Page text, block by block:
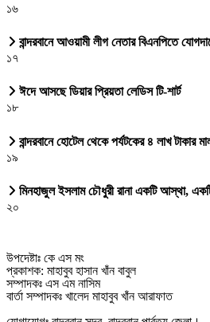
১৬
বান্দরবানে আওয়ামী লীগ নেতার বিএনপিতে
১৭
ঈদে আসছে ডিয়ার প্রিয়তা লেডিস টি-শার্ট
১৮
বান্দরবানে হোটেল থেকে পর্যটকের ৪ লাখ টাকার
১৯
মিনহাজুল ইসলাম চৌধুরী রানা একটি আস্থা,
২০
উপদেষ্টাঃ কে এস মং
প্রকাশক: মাহাবুব হাসান খাঁন বাবুল
সম্পাদকঃ এস এম নাসিম
বার্তা সম্পাদকঃ খালেদ মাহাবুব খাঁন আরাফাত